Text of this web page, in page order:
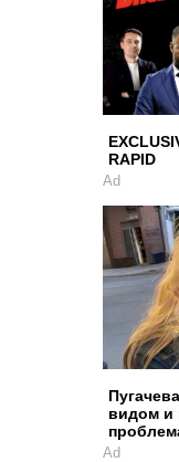
RAPID
Ad
видом и
Ad